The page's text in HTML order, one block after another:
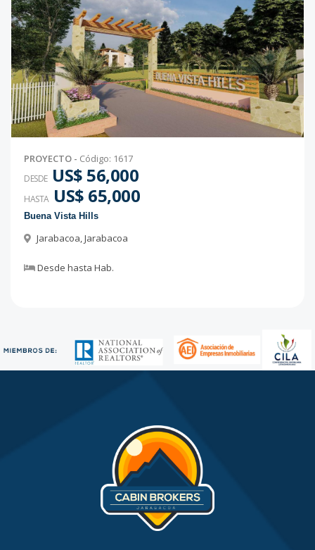
PROYECTO - Código: 1617
DESDE US$ 56,000
HASTA US$ 65,000
Buena Vista Hills
Jarabacoa,Jarabacoa
Desde hasta Hab.